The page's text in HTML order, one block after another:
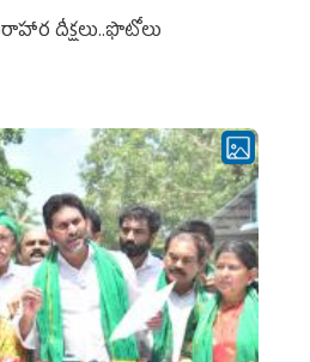
దీక్షలు..ఫొటోలు